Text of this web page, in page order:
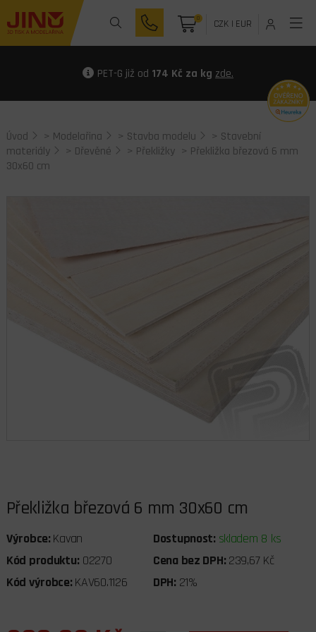
0 CZK| EUR
PET-G již od 174 Kč za kg zde.
Úvod > Modelařina > Stavba modelu > Stavební
materiály
> Dřevěné > Překližky > Překližka březová 6 mm
30x60 cm
Překližka březová 6 mm 30x60 cm
Výrobce: Kavan Dostupnost: skladem 8 ks
Kód produktu: 02270 Cena bez DPH: 239,67 Kč
Kód výrobce: KAV60.1126 DPH: 21%